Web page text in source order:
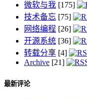
微软与我 [175]
技术备忘 [75]
网络编程 [26]
开源系统 [36]
转载分享 [4]
Archive [21]
最新评论